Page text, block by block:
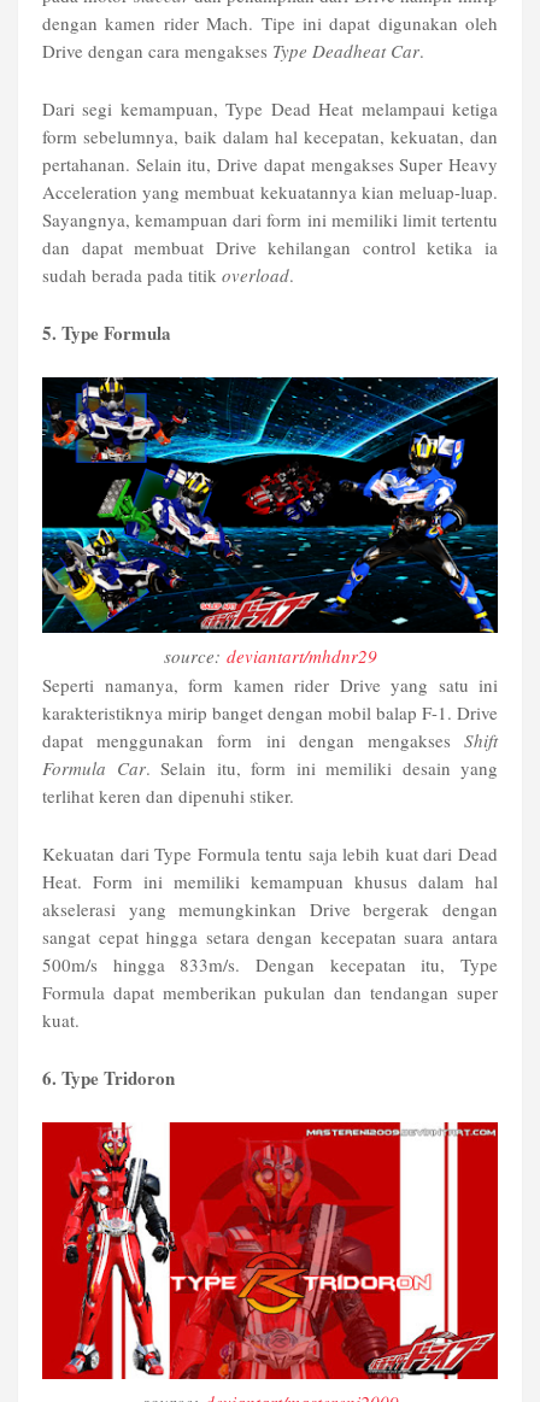
dengan kamen rider Mach. Tipe ini dapat digunakan oleh
Drive dengan cara mengakses Type Deadheat Car.
Dari segi kemampuan, Type Dead Heat melampaui ketiga
form sebelumnya, baik dalam hal kecepatan, kekuatan, dan
pertahanan. Selain itu, Drive dapat mengakses Super Heavy
Acceleration yang membuat kekuatannya kian meluap-luap.
Sayangnya, kemampuan dari form ini memiliki limit tertentu
dan dapat membuat Drive kehilangan control ketika ia
sudah berada pada titik overload.
5. Type Formula
source: deviantart/mhdnr29
Seperti namanya, form kamen rider Drive yang satu ini
karakteristiknya mirip banget dengan mobil balap F-1. Drive
dapat menggunakan form ini dengan mengakses Shift
Formula Car. Selain itu, form ini memiliki desain yang
terlihat keren dan dipenuhi stiker.
Kekuatan dari Type Formula tentu saja lebih kuat dari Dead
Heat. Form ini memiliki kemampuan khusus dalam hal
akselerasi yang memungkinkan Drive bergerak dengan
sangat cepat hingga setara dengan kecepatan suara antara
500m/s hingga 833m/s. Dengan kecepatan itu, Type
Formula dapat memberikan pukulan dan tendangan super
kuat.
6. Type Tridoron